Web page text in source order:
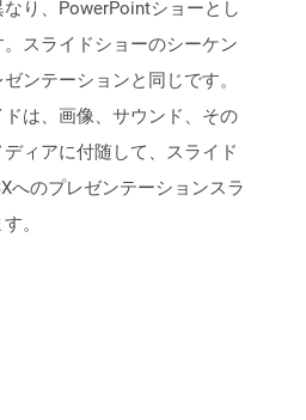
り、PowerPointショーとし
スライドショーのシーケン
ンテーションと同じです。
は、画像、サウンド、その
ィアに付随して、スライド
へのプレゼンテーションスラ
。